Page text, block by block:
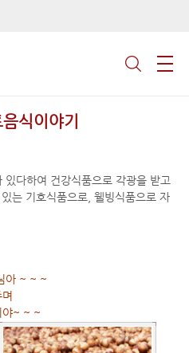
식이야기
다하여 건강식품으로 각광을 받고
는 기호식품으로, 웰빙식품으로 자
아 ~ ~ ~
야~ ~ ~